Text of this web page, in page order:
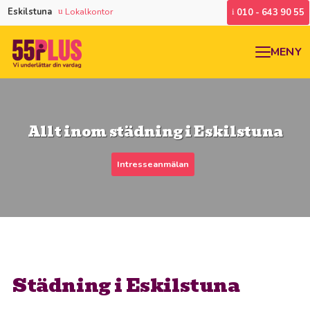
Eskilstuna Lokalkontor 010 - 643 90 55
MENY
Allt inom städning i Eskilstuna
Intresseanmälan
Städning i Eskilstuna